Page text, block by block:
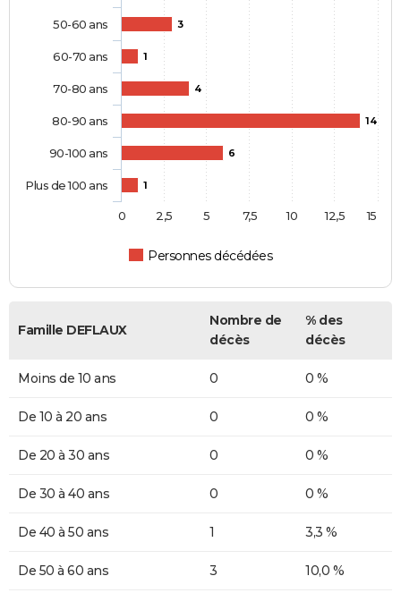
3
1
4
14
6
1
Personnes décédées
50-60 ans
60-70 ans
70-80 ans
80-90 ans
90-100 ans
Plus de 100 ans
0 2,5 5 7,5 10 12,5 15
Famille DEFLAUX
Nombre de
décès
% des
décès
Moins de 10 ans 0 0 %
De 10 à 20 ans 0 0 %
De 20 à 30 ans 0 0 %
De 30 à 40 ans 0 0 %
De 40 à 50 ans 1 3,3 %
De 50 à 60 ans 3 10,0 %